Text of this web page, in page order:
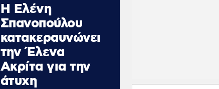
H Ελένη
Σπανοπούλου
κατακεραυνώνει
την Έλενα
Ακρίτα για την
άτυχη